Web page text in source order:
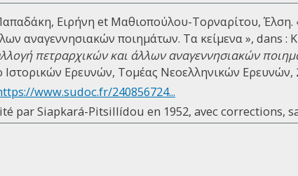
Ειρήνη et Μαθιοπούλου-Τορναρίτου, Έλση.
αναγεννησιακών ποιημάτων. Τα κείμενα », dans :
πετραρχικών και άλλων αναγεννησιακών
Ιστορικών Ερευνών, Τομέας Νεοελληνικών Ερευνών,
www.sudoc.fr/240856724...
par Siapkará-Pitsillídou en 1952, avec corrections,